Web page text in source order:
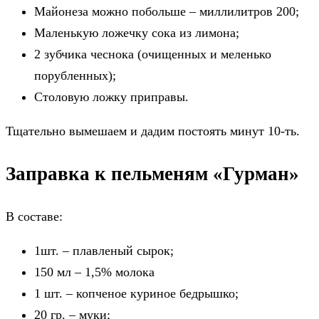
Майонеза можно побольше – миллилитров 200;
Маленькую ложечку сока из лимона;
2 зубчика чеснока (очищенных и меленько
порубленных);
Столовую ложку приправы.
Тщательно вымешаем и дадим постоять минут 10-ть.
Заправка к пельменям «Гурман»
В составе:
1шт. – плавленый сырок;
150 мл – 1,5% молока
1 шт. – копченое куриное бедрышко;
20 гр. – муки;